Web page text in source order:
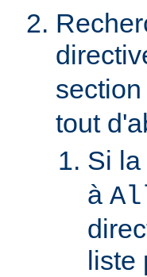
tout
Si la
à
liste